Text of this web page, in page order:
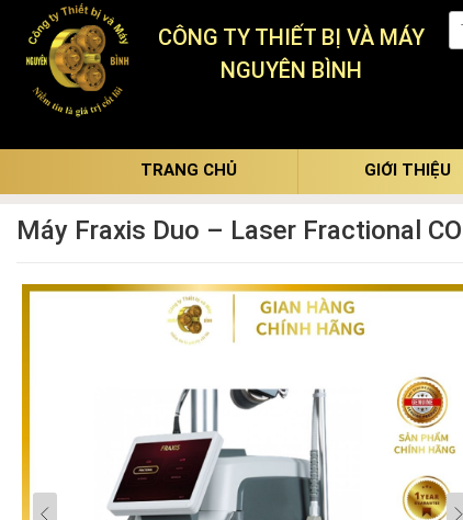
CÔNG TY THIẾT BỊ VÀ MÁY
NGUYÊN BÌNH
TRANG CHỦ GIỚI THIỆU
Máy Fraxis Duo – Laser Fractional